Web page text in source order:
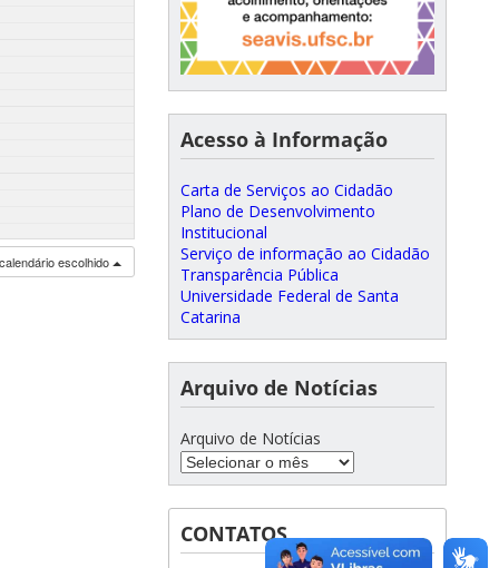
escolhido
Acesso à Informação
Carta de Serviços ao Cidadão
Plano de Desenvolvimento
Institucional
Serviço de informação ao Cidadão
Transparência Pública
Universidade Federal de Santa
Catarina
Arquivo de Notícias
Arquivo de Notícias
CONTATOS